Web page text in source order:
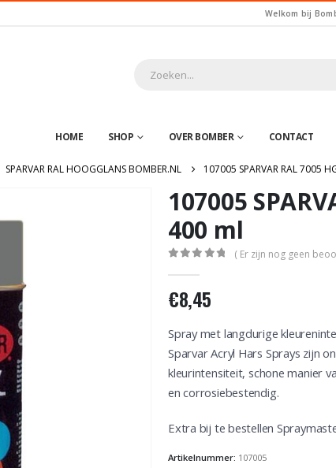
Welkom bij
HOME SHOP OVER BOMBER CONTACT
SPARVAR RAL HOOGGLANS BOMBER.NL 107005 SPARVAR RAL 7005
107005
400 ml
( Er zijn nog geen
€8,45
Spray met langdurige
Sparvar Acryl Hars Sprays zijn
kleurintensiteit, schone manier
en corrosiebestendig.
Extra bij te bestellen
Artikelnummer: 107005